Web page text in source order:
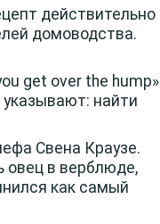
действительно
домоводства.
get over the hump»
найти
Свена Краузе.
овец в верблюде,
как самый